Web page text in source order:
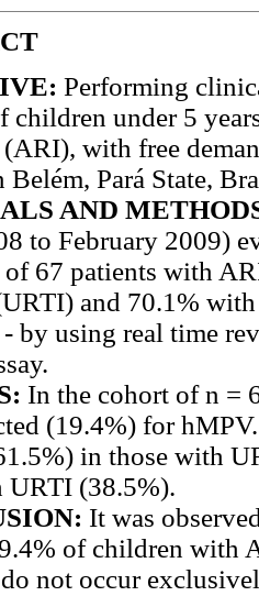
Performing
children under 5
with free
Pará State,
AND
to February 2009)
of 67 patients with
and 70.1%
by using real time
In the cohort of n =
(19.4%) for
in those with
URTI (38.5%).
It was
of children with
not occur